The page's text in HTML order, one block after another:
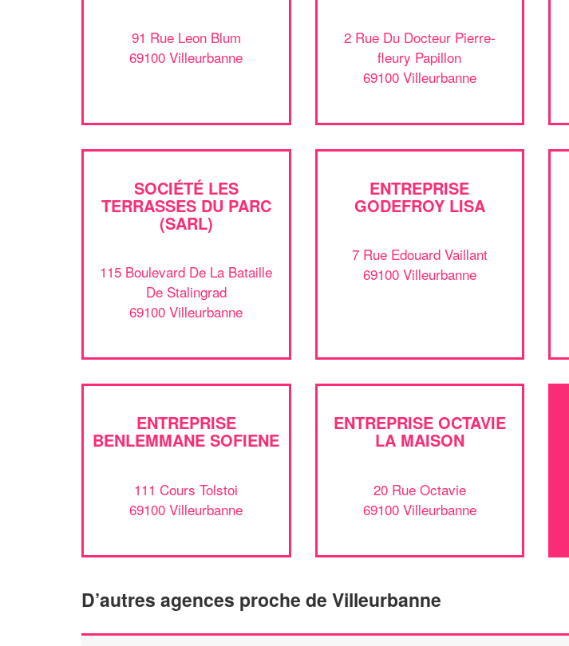
91 Rue Leon Blum
69100 Villeurbanne
2 Rue Du Docteur Pierre-
fleury Papillon
69100 Villeurbanne
SOCIÉTÉ LES
TERRASSES DU PARC
(SARL)
115 Boulevard De La Bataille
De Stalingrad
69100 Villeurbanne
ENTREPRISE
GODEFROY LISA
7 Rue Edouard Vaillant
69100 Villeurbanne
ENTREPRISE
BENLEMMANE SOFIENE
111 Cours Tolstoi
69100 Villeurbanne
ENTREPRISE OCTAVIE
LA MAISON
20 Rue Octavie
69100 Villeurbanne
D’autres agences proche de Villeurbanne